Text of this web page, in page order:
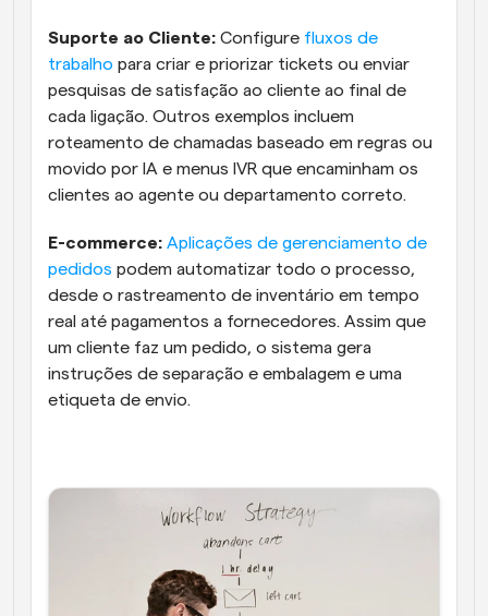
Suporte ao Cliente: Configure fluxos de
trabalho para criar e priorizar tickets ou enviar
pesquisas de satisfação ao cliente ao final de
cada ligação. Outros exemplos incluem
roteamento de chamadas baseado em regras ou
movido por IA e menus IVR que encaminham os
clientes ao agente ou departamento correto.
E-commerce: Aplicações de gerenciamento de
pedidos podem automatizar todo o processo,
desde o rastreamento de inventário em tempo
real até pagamentos a fornecedores. Assim que
um cliente faz um pedido, o sistema gera
instruções de separação e embalagem e uma
etiqueta de envio.